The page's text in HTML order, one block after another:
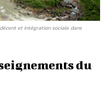
et intégration sociale dans
du